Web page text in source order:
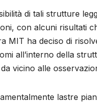
di tali strutture
con alcuni risultati
MIT ha deciso di
all’interno della
vicino alle
lastre